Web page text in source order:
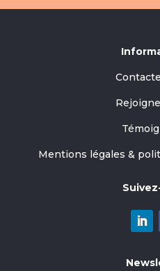
Mentions légales &